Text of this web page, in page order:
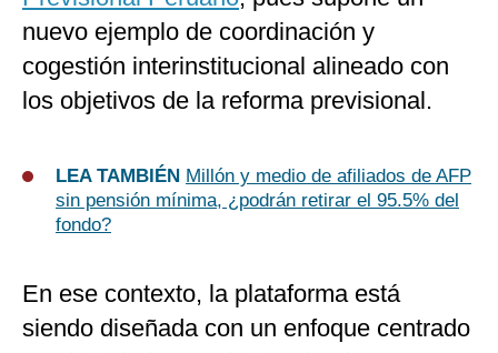
nuevo ejemplo de coordinación y
cogestión interinstitucional alineado con
los objetivos de la reforma previsional.
LEA TAMBIÉN Millón y medio de afiliados de AFP
sin pensión mínima, ¿podrán retirar el 95.5% del
fondo?
En ese contexto, la plataforma está
siendo diseñada con un enfoque centrado